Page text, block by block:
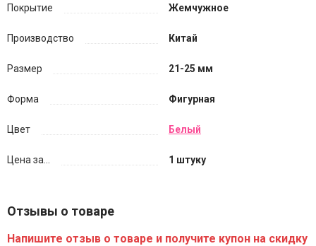
Покрытие Жемчужное
Производство Китай
Размер 21-25 мм
Форма Фигурная
Цвет Белый
Цена за... 1 штуку
Отзывы о товаре
Напишите отзыв о товаре и получите купон на скидку